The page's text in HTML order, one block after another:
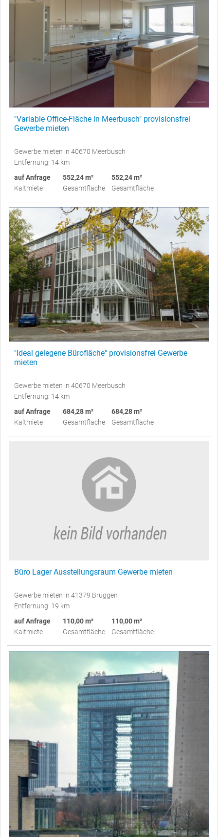
"Variable Office-Fläche in Meerbusch" provisionsfrei
Gewerbe mieten
Gewerbe mieten in 40670 Meerbusch
Entfernung: 14 km
auf Anfrage
Kaltmiete
552,24 m²
Gesamtfläche
552,24 m²
Gesamtfläche
"Ideal gelegene Bürofläche" provisionsfrei Gewerbe
mieten
Gewerbe mieten in 40670 Meerbusch
Entfernung: 14 km
auf Anfrage
Kaltmiete
684,28 m²
Gesamtfläche
684,28 m²
Gesamtfläche
Büro Lager Ausstellungsraum Gewerbe mieten
Gewerbe mieten in 41379 Brüggen
Entfernung: 19 km
auf Anfrage
Kaltmiete
110,00 m²
Gesamtfläche
110,00 m²
Gesamtfläche